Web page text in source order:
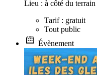
Lieu : à côté du
Tarif : gratuit
Tout public
Évènement